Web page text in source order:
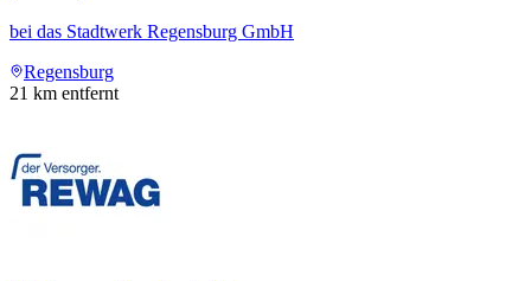
bei das Stadtwerk Regensburg GmbH
Regensburg
21 km entfernt